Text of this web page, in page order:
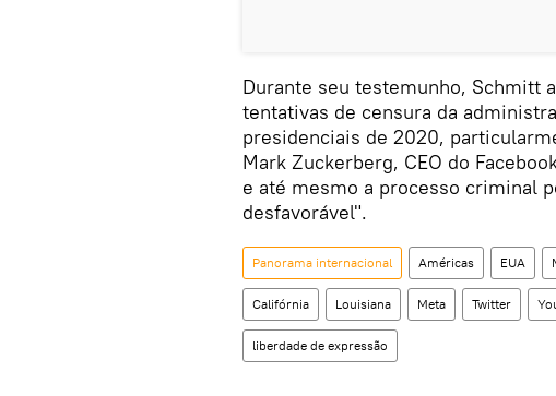
Durante seu testemunho, Schmitt
tentativas de censura da
presidenciais de 2020,
Mark Zuckerberg, CEO do
e até mesmo a processo criminal
desfavorável".
Panorama internacional Américas EUA
Califórnia Louisiana Meta Twitter
liberdade de expressão